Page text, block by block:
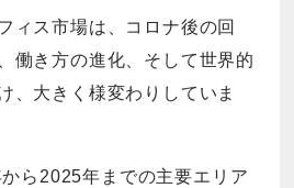
ィス市場は、コロナ後の回
働き方の進化、そして世界的
、大きく様変わりしていま
ら2025年までの主要エリア